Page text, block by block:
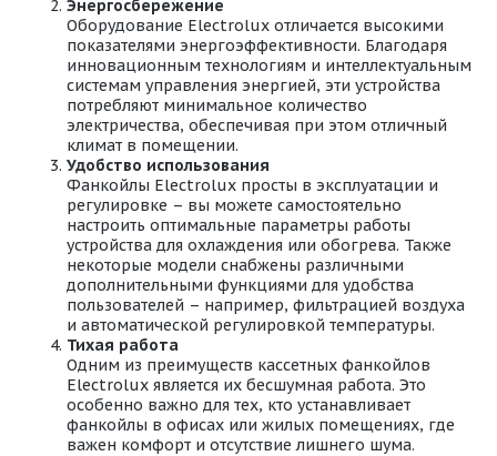
Энергосбережение
Оборудование Electrolux отличается высокими
показателями энергоэффективности. Благодаря
инновационным технологиям и интеллектуальным
системам управления энергией, эти устройства
потребляют минимальное количество
электричества, обеспечивая при этом отличный
климат в помещении.
Удобство использования
Фанкойлы Electrolux просты в эксплуатации и
регулировке – вы можете самостоятельно
настроить оптимальные параметры работы
устройства для охлаждения или обогрева. Также
некоторые модели снабжены различными
дополнительными функциями для удобства
пользователей – например, фильтрацией воздуха
и автоматической регулировкой температуры.
Тихая работа
Одним из преимуществ кассетных фанкойлов
Electrolux является их бесшумная работа. Это
особенно важно для тех, кто устанавливает
фанкойлы в офисах или жилых помещениях, где
важен комфорт и отсутствие лишнего шума.